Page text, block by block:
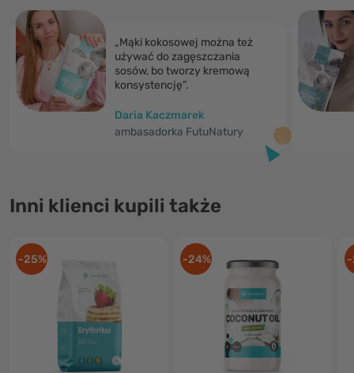
„Mąki kokosowej można też
używać do zagęszczania
sosów, bo tworzy kremową
konsystencję”.
Daria Kaczmarek
ambasadorka FutuNatury
Inni klienci kupili także
-25% -24% -